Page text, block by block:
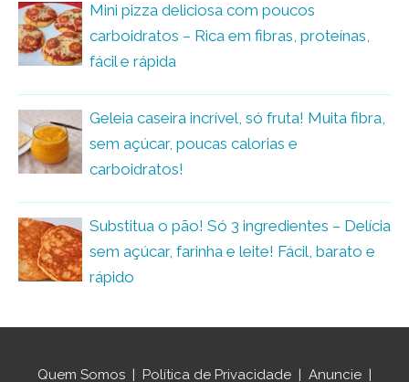
Mini pizza deliciosa com poucos
carboidratos – Rica em fibras, proteínas,
fácil e rápida
Geleia caseira incrível, só fruta! Muita fibra,
sem açúcar, poucas calorias e
carboidratos!
Substitua o pão! Só 3 ingredientes – Delícia
sem açúcar, farinha e leite! Fácil, barato e
rápido
Quem Somos Política de Privacidade Anuncie